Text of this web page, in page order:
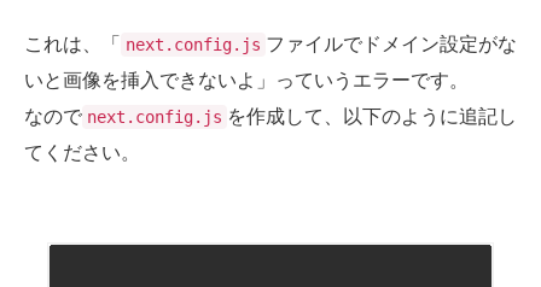
これは、「 next.config.js ファイルでドメイン設定がな
いと画像を挿入できないよ」っていうエラーです。
なので next.config.js を作成して、以下のように追記し
てください。